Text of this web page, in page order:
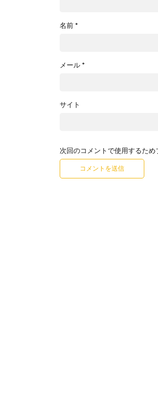
名前 *
メール *
サイト
次回のコメントで使用するた